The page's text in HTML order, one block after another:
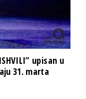
upisan u
31. marta